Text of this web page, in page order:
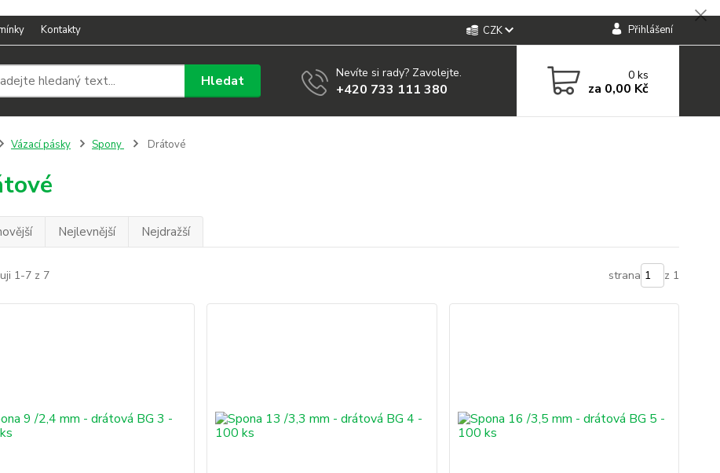
Kontakty CZK Přihlášení
Hledat Nevíte si rady? Zavolejte.
+420 733 111 380
0ks
za 0,00 Kč
Vázací pásky Spony Drátové
Nejlevnější Nejdražší
1-7 z 7 strana z 1